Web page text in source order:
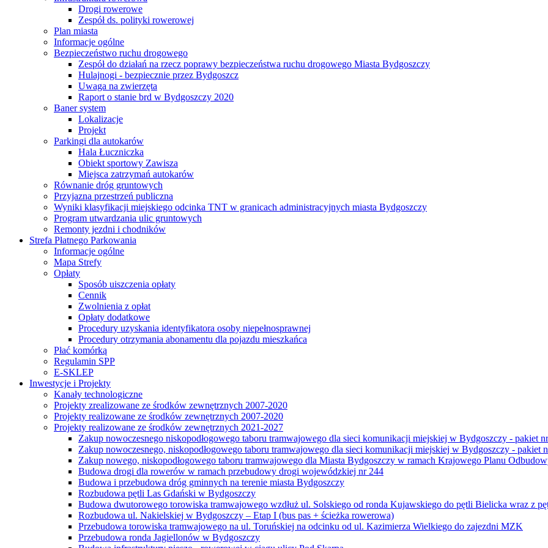
Drogi rowerowe
Zespół ds. polityki rowerowej
Plan miasta
Informacje ogólne
Bezpieczeństwo ruchu drogowego
Zespół do działań na rzecz poprawy bezpieczeństwa ruchu drogowego Miasta Bydgoszczy
Hulajnogi - bezpiecznie przez Bydgoszcz
Uwaga na zwierzęta
Raport o stanie brd w Bydgoszczy 2020
Baner system
Lokalizacje
Projekt
Parkingi dla autokarów
Hala Łuczniczka
Obiekt sportowy Zawisza
Miejsca zatrzymań autokarów
Równanie dróg gruntowych
Przyjazna przestrzeń publiczna
Wyniki klasyfikacji miejskiego odcinka TNT w granicach administracyjnych miasta Bydgoszczy
Program utwardzania ulic gruntowych
Remonty jezdni i chodników
Strefa Płatnego Parkowania
Informacje ogólne
Mapa Strefy
Opłaty
Sposób uiszczenia opłaty
Cennik
Zwolnienia z opłat
Opłaty dodatkowe
Procedury uzyskania identyfikatora osoby niepełnosprawnej
Procedury otrzymania abonamentu dla pojazdu mieszkańca
Płać komórką
Regulamin SPP
E-SKLEP
Inwestycje i Projekty
Kanały technologiczne
Projekty zrealizowane ze środków zewnętrznych 2007-2020
Projekty realizowane ze środków zewnętrznych 2007-2020
Projekty realizowane ze środków zewnętrznych 2021-2027
Zakup nowoczesnego niskopodłogowego taboru tramwajowego dla sieci komunikacji miejskiej w Bydgoszczy - pakiet
Zakup nowoczesnego, niskopodłogowego taboru tramwajowego dla sieci komunikacji miejskiej w Bydgoszczy - pakiet
Zakup nowego, niskopodłogowego taboru tramwajowego dla Miasta Bydgoszczy w ramach Krajowego Planu
Budowa drogi dla rowerów w ramach przebudowy drogi wojewódzkiej nr 244
Budowa i przebudowa dróg gminnych na terenie miasta Bydgoszczy
Rozbudowa pętli Las Gdański w Bydgoszczy
Budowa dwutorowego torowiska tramwajowego wzdłuż ul. Solskiego od ronda Kujawskiego do pętli Bielicka wraz z
Rozbudowa ul. Nakielskiej w Bydgoszczy – Etap I (bus pas + ścieżka rowerowa)
Przebudowa torowiska tramwajowego na ul. Toruńskiej na odcinku od ul. Kazimierza Wielkiego do zajezdni MZK
Przebudowa ronda Jagiellonów w Bydgoszczy